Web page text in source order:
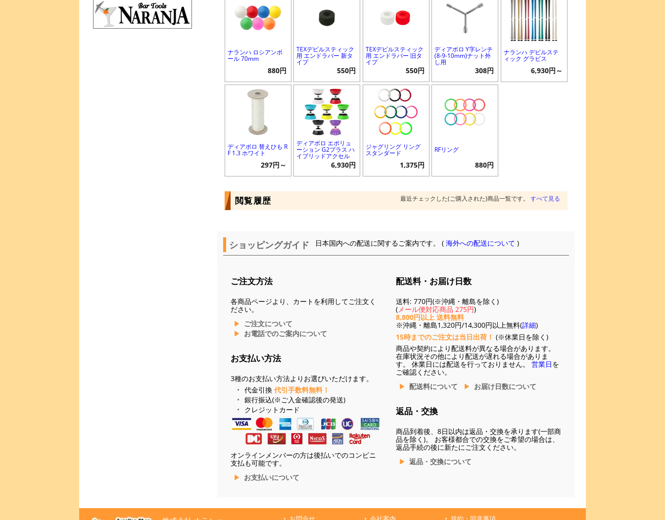
ナランハ ロシアンボ
ール 70mm
880円
TEXデビルスティック
用 エンドラバー 新タ
イプ
550円
TEXデビルスティック
用 エンドラバー 旧タ
イプ
550円
ディアボロ Y字レンチ
(8-9-10mm)ナット外
し用
308円
ナランハ デビルステ
ィック グラビス
6,930円～
ディアボロ 替えひも R
F 1.3 ホワイト
297円～
ディアボロ エボリュ
ーション G2プラス ハ
イブリッドアクセル
6,930円
ジャグリング リング
スタンダード
1,375円
RFリング
880円
閲覧履歴 最近チェックした(ご購入された)商品一覧です。 すべて見る
ショッピングガイド 日本国内への配送に関するご案内です。 (海外への配送について )
ご注文方法
各商品ページより、カートを利用してご注文く
ださい。
ご注文について
お電話でのご案内について
お支払い方法
3種のお支払い方法よりお選びいただけます。
代金引換 代引手数料無料！
銀行振込(※ご入金確認後の発送)
クレジットカード
オンラインメンバーの方は後払いでのコンビニ
支払も可能です。
お支払いについて
配送料・お届け日数
送料: 770円(※沖縄・離島を除く)
(メール便対応商品 275円)
8,800円以上 送料無料
※沖縄・離島1,320円/14,300円以上無料(詳細)
15時までのご注文は当日出荷！ (※休業日を除く)
商品や契約により配送料が異なる場合があります。
在庫状況その他により配送が遅れる場合がありま
す。 休業日には配送を行っておりません。 営業日を
ご確認ください。
配送料について
お届け日数について
返品・交換
商品到着後、8日以内は返品・交換を承ります(一部商
品を除く)。 お客様都合での交換をご希望の場合は、
返品手続の後に新たにご注文ください。
返品・交換について